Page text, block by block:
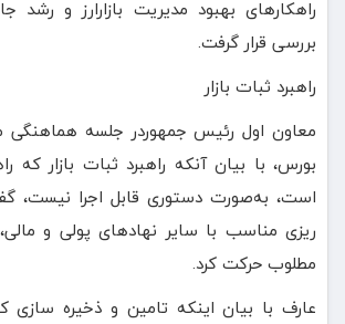
راهکارهای بهبود مدیریت بازارارز و رشد
بررسی قرار گرفت.
راهبرد ثبات بازار
معاون اول رئیس جمهوردر جلسه هماهنگی
بورس، با بیان آنکه راهبرد ثبات بازار که
است، به‌صورت دستوری قابل اجرا نیست،
ریزی مناسب با سایر نهادهای پولی و
مطلوب حرکت کرد.
عارف با بیان اینکه تامین و ذخیره سازی